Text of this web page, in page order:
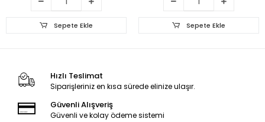
Sepete Ekle Sepete Ekle
Hızlı Teslimat
Siparişleriniz en kısa sürede elinize ulaşır.
Güvenli Alışveriş
Güvenli ve kolay ödeme sistemi